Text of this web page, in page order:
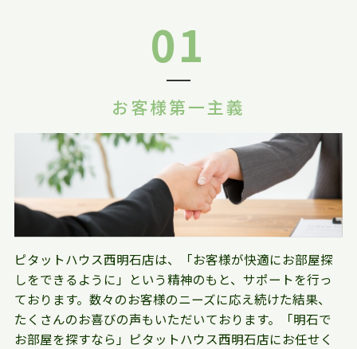
01
お客様第一主義
ピタットハウス西明石店は、「お客様が快適にお部屋探
しをできるように」という精神のもと、サポートを行っ
ております。数々のお客様のニーズに応え続けた結果、
たくさんのお喜びの声もいただいております。「明石で
お部屋を探すなら」ピタットハウス西明石店にお任せく